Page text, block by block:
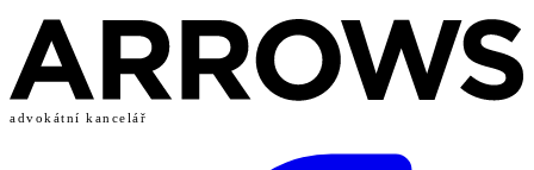
advokátní kancelář